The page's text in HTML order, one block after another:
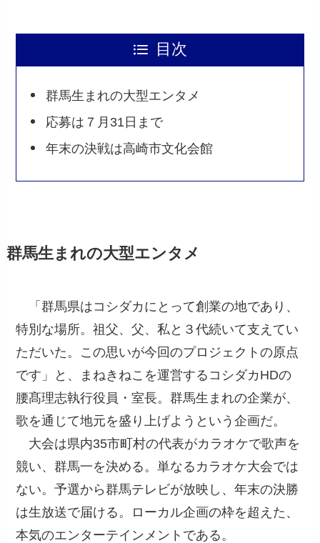
目次
群馬生まれの大型エンタメ
応募は７月31日まで
年末の決戦は高崎市文化会館
群馬生まれの大型エンタメ
「群馬県はコシダカにとって創業の地であり、
特別な場所。祖父、父、私と３代続いて支えてい
ただいた。この思いが今回のプロジェクトの原点
です」と、まねきねこを運営するコシダカHDの
腰髙理志執行役員・室長。群馬生まれの企業が、
歌を通じて地元を盛り上げようという企画だ。
大会は県内35市町村の代表がカラオケで歌声を
競い、群馬一を決める。単なるカラオケ大会では
ない。予選から群馬テレビが放映し、年末の決勝
は生放送で届ける。ローカル企画の枠を超えた、
本気のエンターテインメントである。